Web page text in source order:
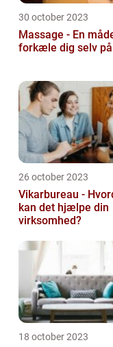
30 october 2023
Massage - En
forkæle dig selv på
26 october 2023
Vikarbureau -
kan det hjælpe din
virksomhed?
18 october 2023